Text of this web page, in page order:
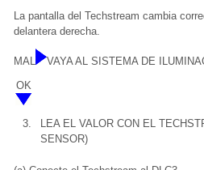
La pantalla del Techstream cambia
delantera derecha.
MAL
VAYA AL SISTEMA DE
OK
3.
LEA EL VALOR CON EL
SENSOR)